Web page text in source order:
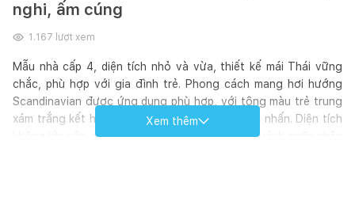
nghi, ấm cúng
1.167 lượt xem
Mẫu nhà cấp 4, diện tích nhỏ và vừa, thiết kế mái Thái vững
chắc, phù hợp với gia đình trẻ. Phong cách mang hơi hướng
Scandinavian được ứng dụng phù hợp, với tông màu trẻ trung
xám trắng kết hợp với màu xanh navy làm điểm nhấn. Diện tích
không lớn nên gia chủ gần như không sử dụng vách ngăn phân
Xem thêm